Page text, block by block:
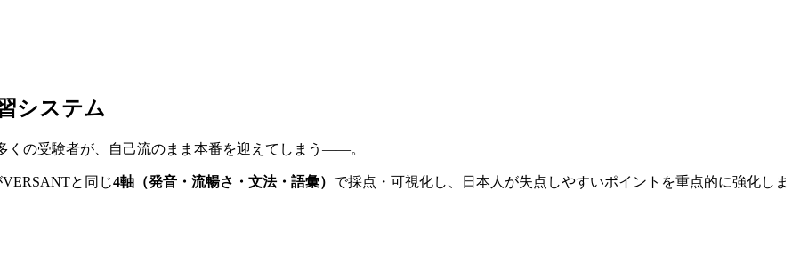
システム
くの受験者が、自己流のまま本番を迎えてしまう——。
と同じ4軸（発音・流暢さ・文法・語彙） で採点・可視化し、日本人が失点しやすいポイントを重点的に強化しま